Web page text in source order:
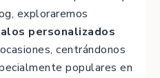
exploraremos
personalizados
centrándonos
populares en